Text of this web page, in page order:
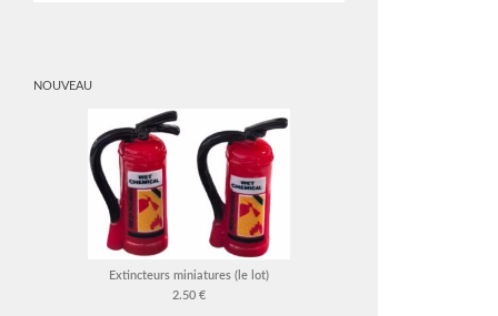
NOUVEAU
Extincteurs miniatures (le lot)
2.50 €